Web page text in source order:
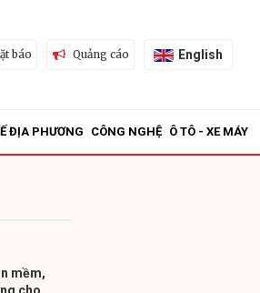
báo Quảng cáo English
ĐỊA PHƯƠNG CÔNG NGHỆ Ô TÔ - XE MÁY
mềm,